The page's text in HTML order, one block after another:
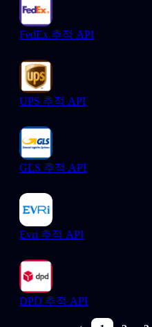
FedEx 추적 API
UPS 추적 API
GLS 추적 API
Evri 추적 API
DPD 추적 API